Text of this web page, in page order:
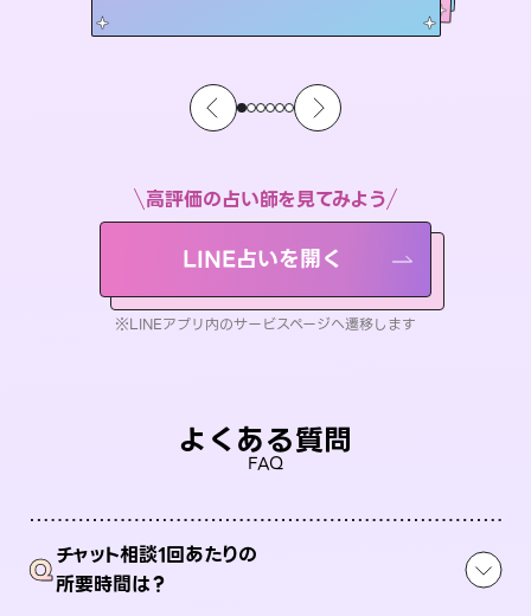
高評価の占い師を見てみよう
LINE占いを開く
※LINEアプリ内のサービスページへ遷移します
よくある質問
FAQ
Qチャット相談1回あたりの
所要時間は？